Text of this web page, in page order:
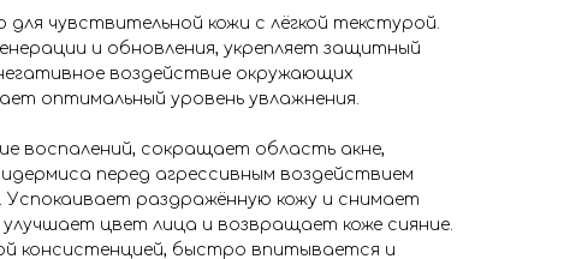
чувствительной кожи с лёгкой текстурой.
и обновления, укрепляет защитный
воздействие окружающих
оптимальный уровень увлажнения.
воспалений, сокращает область акне,
перед агрессивным воздействием
раздражённую кожу и снимает
улучшает цвет лица и возвращает коже сияние.
консистенцией, быстро впитывается и